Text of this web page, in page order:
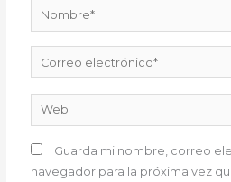
Nombre*
Correo
electrónico*
Web
Guarda mi nombre, correo
navegador para la próxima vez